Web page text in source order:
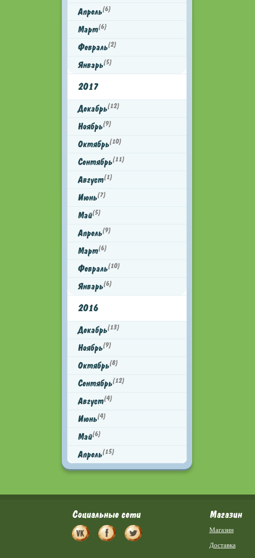
Апрель(6)
Март(6)
Февраль(2)
Январь(5)
2017
Декабрь(12)
Ноябрь(9)
Октябрь(10)
Сентябрь(11)
Август(1)
Июнь(7)
Май(5)
Апрель(9)
Март(6)
Февраль(10)
Январь(6)
2016
Декабрь(13)
Ноябрь(9)
Октябрь(8)
Сентябрь(12)
Август(4)
Июнь(4)
Май(6)
Апрель(15)
Социальные сети Магазин
Магазин
Доставка